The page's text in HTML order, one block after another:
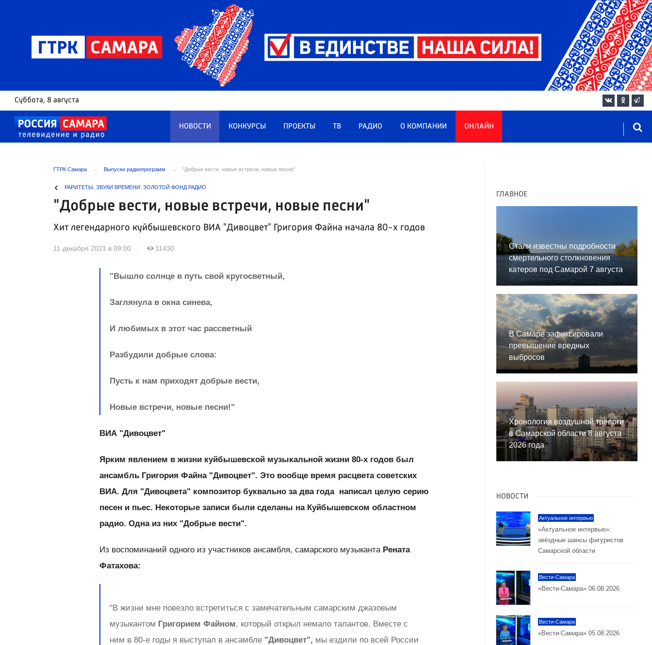
Суббота, 8 августа
НОВОСТИ КОНКУРСЫ ПРОЕКТЫ ТВ РАДИО О КОМПАНИИ ОНЛАЙН
ГТРК Самара Выпуски радиопрограмм "Добрые вести, новые встречи, новые песни"
РАРИТЕТЫ. ЗВУКИ ВРЕМЕНИ. ЗОЛОТОЙ ФОНД РАДИО
"Добрые вести, новые встречи, новые песни"
Хит легендарного куйбышевского ВИА "Дивоцвет" Григория Файна начала 80-х годов
11 декабря 2021 в 09:00 11430
"Вышло солнце в путь свой кругосветный,
Заглянула в окна синева,
И любимых в этот час рассветный
Разбудили добрые слова:
Пусть к нам приходят добрые вести,
Новые встречи, новые песни!"
ВИА "Дивоцвет"
Ярким явлением в жизни куйбышевской музыкальной жизни 80-х годов был
ансамбль Григория Файна "Дивоцвет". Это вообще время расцвета советских
ВИА. Для "Дивоцвета" композитор буквально за два года написал целую серию
песен и пьес. Некоторые записи были сделаны на Куйбышевском областном
радио. Одна из них "Добрые вести".
Из воспоминаний одного из участников ансамбля, самарского музыканта Рената
Фатахова:
"В жизни мне повезло встретиться с замечательным самарским джазовым
музыкантом Григорием Файном, который открыл немало талантов. Вместе с
ним в 80-е годы я выступал в ансамбле "Дивоцвет", мы ездили по всей России
ГЛАВНОЕ
Стали известны подробности
смертельного столкновения
катеров под Самарой 7 августа
В Самаре зафиксировали
превышение вредных
выбросов
Хронология воздушной тревоги
в Самарской области 8 августа
2026 года
НОВОСТИ
Актуальное интервью
«Актуальное интервью»:
звёздные шансы фигуристов
Самарской области
Вести-Самара
«Вести-Самара» 06.08.2026
Вести-Самара
«Вести-Самара» 05.08.2026